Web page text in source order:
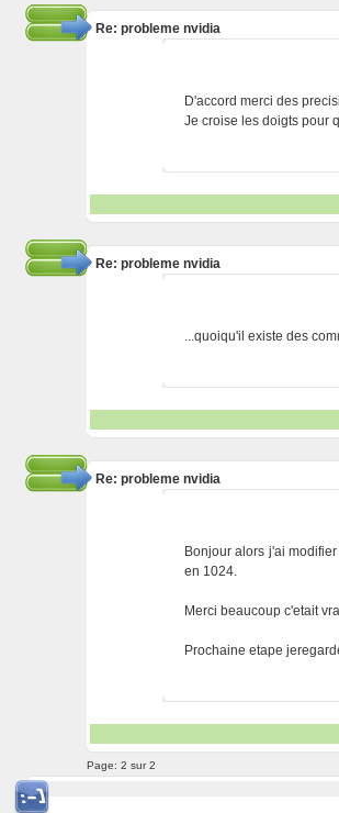
Re: probleme nvidia
D'accord merci des
Je croise les doigts pour
Re: probleme nvidia
...quoiqu'il existe des
Re: probleme nvidia
Bonjour alors j'ai
en 1024.
Merci beaucoup c'etait
Prochaine etape
Page: 2 sur 2